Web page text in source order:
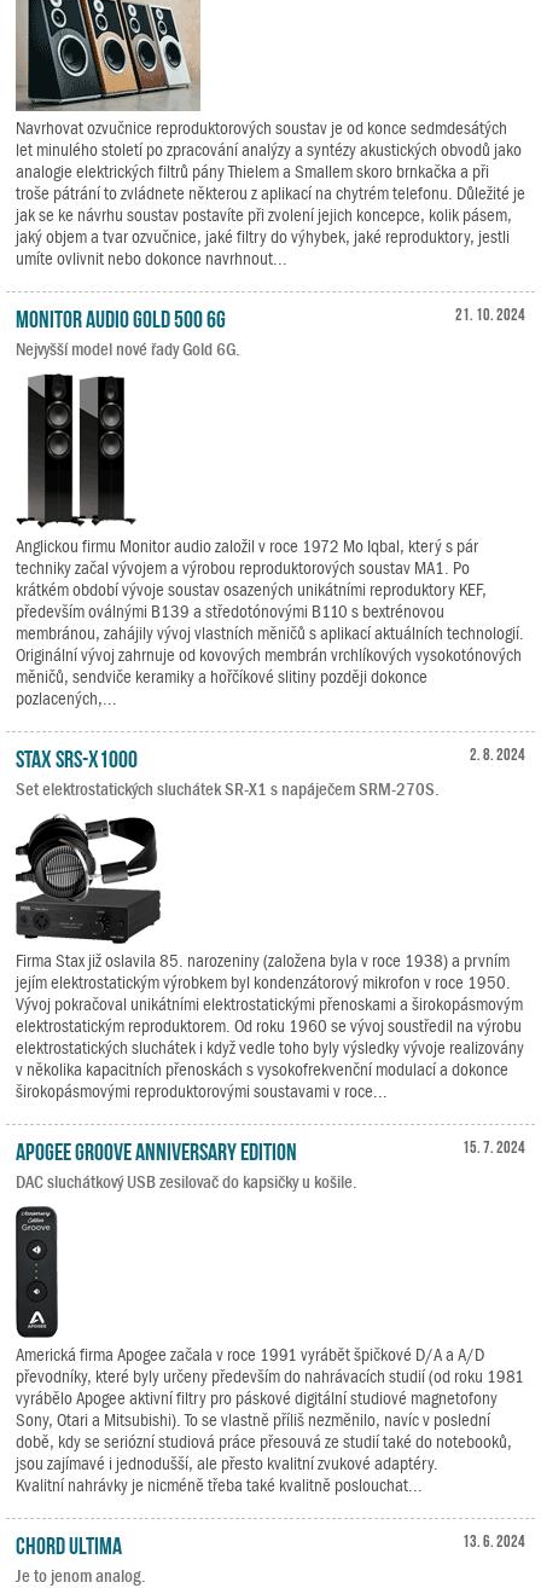
Navrhovat ozvučnice reproduktorových soustav je od konce sedmdesátých
let minulého století po zpracování analýzy a syntézy akustických obvodů jako
analogie elektrických filtrů pány Thielem a Smallem skoro brnkačka a při
troše pátrání to zvládnete některou z aplikací na chytrém telefonu. Důležité je
jak se ke návrhu soustav postavíte při zvolení jejich koncepce, kolik pásem,
jaký objem a tvar ozvučnice, jaké filtry do výhybek, jaké reproduktory, jestli
umíte ovlivnit nebo dokonce navrhnout...
21. 10. 2024
Monitor Audio Gold 500 6G
Nejvyšší model nové řady Gold 6G.
Anglickou firmu Monitor audio založil v roce 1972 Mo Iqbal, který s pár
techniky začal vývojem a výrobou reproduktorových soustav MA1. Po
krátkém období vývoje soustav osazených unikátními reproduktory KEF,
především oválnými B139 a středotónovými B110 s bextrénovou
membránou, zahájily vývoj vlastních měničů s aplikací aktuálních technologií.
Originální vývoj zahrnuje od kovových membrán vrchlíkových vysokotónových
měničů, sendviče keramiky a hořčíkové slitiny později dokonce
pozlacených,...
2. 8. 2024
STAX SRS-X1000
Set elektrostatických sluchátek SR-X1 s napáječem SRM-270S.
Firma Stax již oslavila 85. narozeniny (založena byla v roce 1938) a prvním
jejím elektrostatickým výrobkem byl kondenzátorový mikrofon v roce 1950.
Vývoj pokračoval unikátními elektrostatickými přenoskami a širokopásmovým
elektrostatickým reproduktorem. Od roku 1960 se vývoj soustředil na výrobu
elektrostatických sluchátek i když vedle toho byly výsledky vývoje realizovány
v několika kapacitních přenoskách s vysokofrekvenční modulací a dokonce
širokopásmovými reproduktorovými soustavami v roce...
15. 7. 2024
Apogee Groove Anniversary Edition
DAC sluchátkový USB zesilovač do kapsičky u košile.
Americká firma Apogee začala v roce 1991 vyrábět špičkové D/A a A/D
převodníky, které byly určeny především do nahrávacích studií (od roku 1981
vyrábělo Apogee aktivní filtry pro páskové digitální studiové magnetofony
Sony, Otari a Mitsubishi). To se vlastně příliš nezměnilo, navíc v poslední
době, kdy se seriózní studiová práce přesouvá ze studií také do notebooků,
jsou zajímavé i jednodušší, ale přesto kvalitní zvukové adaptéry.
Kvalitní nahrávky je nicméně třeba také kvalitně poslouchat...
13. 6. 2024
Chord Ultima
Je to jenom analog.